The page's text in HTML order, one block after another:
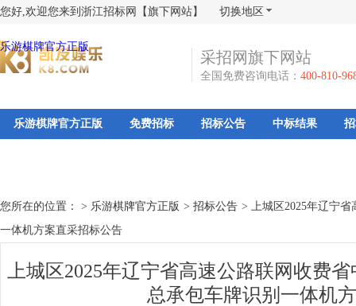
您好,欢迎您来到浙江招标网【旗下网站】 切换地区
乐游棋牌官方正版
采招网旗下网站
全国免费咨询电话： 400-810-
乐游棋牌官方正版 免费招标 招标公告 中标结果
您所在的位置： > 乐游棋牌官方正版 > 招标公告 > 上城区2025年辽宁
一体机方案直采招标公告
上城区2025年辽宁省高速公路联网收费
总承包车牌识别一体机